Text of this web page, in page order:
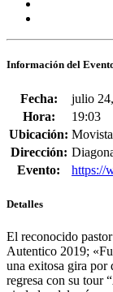
Información del
Fecha:
julio
Hora:
19:03
Ubicación:
Dirección:
Evento:
https://
Detalles
El reconocido
Autentico 2019;
una exitosa gira por
regresa con su tour